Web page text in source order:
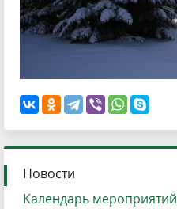
Новости
Календарь мероприятий